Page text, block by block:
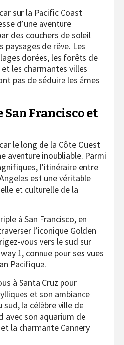
sur la Pacific Coast
d’une aventure
des couchers de soleil
de rêve. Les
dorées, les forêts de
les charmantes villes
pas de séduire les âmes
Francisco et
le long de la Côte Ouest
aventure inoubliable. Parmi
l’itinéraire entre
est une véritable
et culturelle de la
à San Francisco, en
l’iconique Golden
vous vers le sud sur
1, connue pour ses vues
Pacifique.
à Santa Cruz pour
et son ambiance
la célèbre ville de
avec son aquarium de
la charmante Cannery